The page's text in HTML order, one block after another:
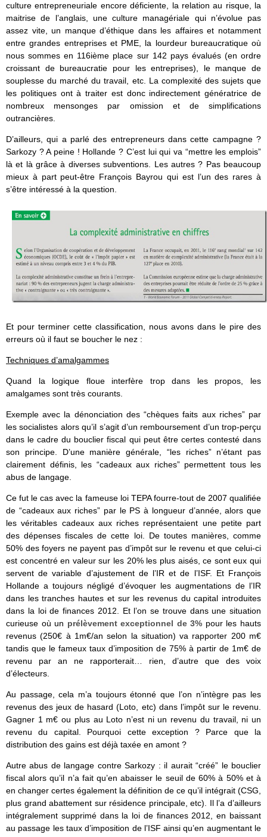
culture entrepreneuriale encore déficiente, la relation au risque, la
maitrise de l’anglais, une culture managériale qui n’évolue pas
assez vite, un manque d’éthique dans les affaires et notamment
entre grandes entreprises et PME, la lourdeur bureaucratique où
nous sommes en 116ième place sur 142 pays évalués (en ordre
croissant de bureaucratie pour les entreprises), le manque de
souplesse du marché du travail, etc. La complexité des sujets que
les politiques ont à traiter est donc indirectement génératrice de
nombreux mensonges par omission et de simplifications
outrancières.
D’ailleurs, qui a parlé des entrepreneurs dans cette campagne ?
Sarkozy ? A peine ! Hollande ? C’est lui qui va “mettre les emplois”
là et là grâce à diverses subventions. Les autres ? Pas beaucoup
mieux à part peut-être François Bayrou qui est l’un des rares à
s’être intéressé à la question.
Et pour terminer cette classification, nous avons dans le pire des
erreurs où il faut se boucher le nez :
Techniques d’amalgammes
Quand la logique floue interfère trop dans les propos, les
amalgames sont très courants.
Exemple avec la dénonciation des “chèques faits aux riches” par
les socialistes alors qu’il s’agit d’un remboursement d’un trop-perçu
dans le cadre du bouclier fiscal qui peut être certes contesté dans
son principe. D’une manière générale, “les riches” n’étant pas
clairement définis, les “cadeaux aux riches” permettent tous les
abus de langage.
Ce fut le cas avec la fameuse loi TEPA fourre-tout de 2007 qualifiée
de “cadeaux aux riches” par le PS à longueur d’année, alors que
les véritables cadeaux aux riches représentaient une petite part
des dépenses fiscales de cette loi. De toutes manières, comme
50% des foyers ne payent pas d’impôt sur le revenu et que celui-ci
est concentré en valeur sur les 20% les plus aisés, ce sont eux qui
servent de variable d’ajustement de l’IR et de l’ISF. Et François
Hollande a toujours négligé d’évoquer les augmentations de l’IR
dans les tranches hautes et sur les revenus du capital introduites
dans la loi de finances 2012. Et l’on se trouve dans une situation
curieuse où un prélèvement exceptionnel de 3% pour les hauts
revenus (250€ à 1m€/an selon la situation) va rapporter 200 m€
tandis que le fameux taux d’imposition de 75% à partir de 1m€ de
revenu par an ne rapporterait… rien, d’autre que des voix
d’électeurs.
Au passage, cela m’a toujours étonné que l’on n’intègre pas les
revenus des jeux de hasard (Loto, etc) dans l’impôt sur le revenu.
Gagner 1 m€ ou plus au Loto n’est ni un revenu du travail, ni un
revenu du capital. Pourquoi cette exception ? Parce que la
distribution des gains est déjà taxée en amont ?
Autre abus de langage contre Sarkozy : il aurait “créé” le bouclier
fiscal alors qu’il n’a fait qu’en abaisser le seuil de 60% à 50% et à
en changer certes également la définition de ce qu’il intégrait (CSG,
plus grand abattement sur résidence principale, etc). Il l’a d’ailleurs
intégralement supprimé dans la loi de finances 2012, en baissant
au passage les taux d’imposition de l’ISF ainsi qu’en augmentant le